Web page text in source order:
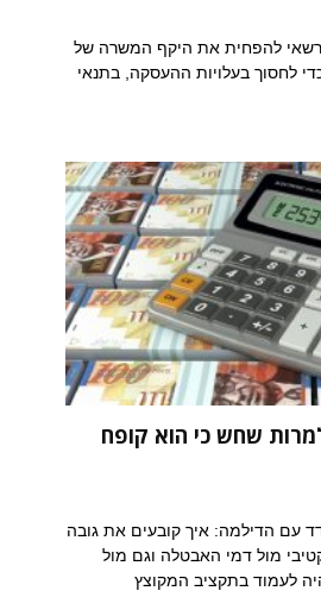
רשאי להפחית את היקף המשרה של
לחסוך בעלויות ההעסקה, בתנאי
שחש כי הוא קופח
עם הדילמה: איך קובעים את גובה
מול דמי האבטלה וגם מול
לעמוד בתקציב המקוצץ